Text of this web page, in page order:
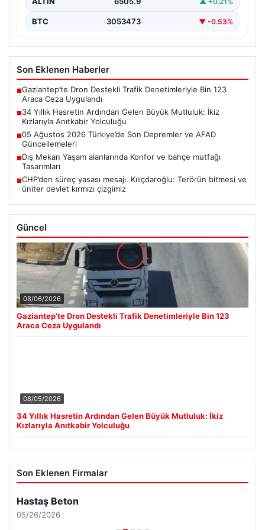
ALTIN 6505.9 ▲ +0.21%
BTC 3053473 ▼ -0.53%
Son Eklenen Haberler
■Gaziantep’te Dron Destekli Trafik Denetimleriyle Bin 123
Araca Ceza Uygulandı
■34 Yıllık Hasretin Ardından Gelen Büyük Mutluluk: İkiz
Kızlarıyla Anıtkabir Yolculuğu
■05 Ağustos 2026 Türkiye’de Son Depremler ve AFAD
Güncellemeleri
■Dış Mekan Yaşam alanlarında Konfor ve bahçe mutfağı
Tasarımları
■CHP’den süreç yasası mesajı. Kılıçdaroğlu: Terörün bitmesi ve
üniter devlet kırmızı çizgimiz
Güncel
08/06/2026
Gaziantep’te Dron Destekli Trafik Denetimleriyle Bin 123
Araca Ceza Uygulandı
08/05/2026
34 Yıllık Hasretin Ardından Gelen Büyük Mutluluk: İkiz
Kızlarıyla Anıtkabir Yolculuğu
Son Eklenen Firmalar
Hastaş Beton
05/26/2026